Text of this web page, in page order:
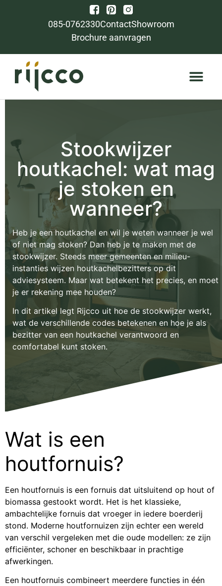
085-0762330ContactShowroom
Brochure aanvragen
Stookwijzer
houtkachel: wat mag
je stoken en
wanneer?
Heb je een houtkachel en wil je weten wanneer je wel
of niet mag stoken? Dan heb je te maken met de
stookwijzer. Steeds meer gemeenten en milieu-
instanties wijzen houtkachelbezitters op dit
adviesysteem. Maar wat betekent het precies, en moet
je er rekening mee houden?
In dit artikel legt Rijcco uit hoe de stookwijzer werkt,
wat de verschillende codes betekenen en hoe je als
bezitter van een houtkachel verantwoord en
comfortabel kunt stoken.
Wat is een
houtfornuis?
Een houtfornuis is een fornuis dat uitsluitend op hout of
biomassa gestookt wordt. Het is het klassieke,
ambachtelijke fornuis dat vroeger in iedere boerderij
stond. Moderne houtfornuizen zijn echter een wereld
van verschil vergeleken met die oude modellen: ze zijn
efficiënter, schoner en beschikbaar in prachtige
afwerkingen.
Een houtfornuis combineert meerdere functies in één